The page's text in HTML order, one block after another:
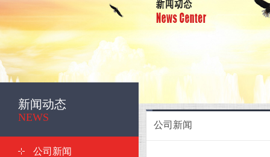
新闻动态
NEWS
公司新闻
公司新闻